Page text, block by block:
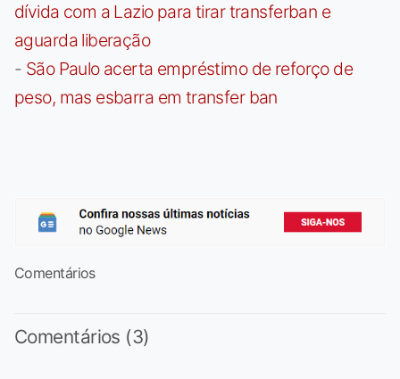
dívida com a Lazio para tirar transferban e
aguarda liberação
- São Paulo acerta empréstimo de reforço de
peso, mas esbarra em transfer ban
Comentários
Comentários (3)